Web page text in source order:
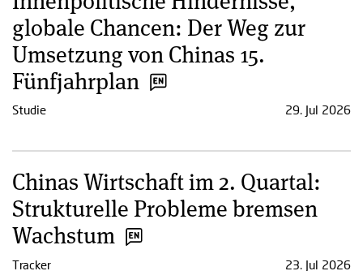
globale Chancen: Der Weg zur
Umsetzung von Chinas 15.
Fünfjahrplan
Studie 29. Jul 2026
Chinas Wirtschaft im 2. Quartal:
Strukturelle Probleme bremsen
Wachstum
Tracker 23. Jul 2026